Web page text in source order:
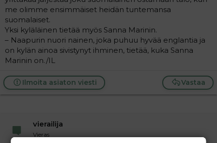
me olimme ensimmäiset heidän tuntemansa
suomalaiset.
Yksi kyläläinen tietää myös Sanna Marinin.
– Naapurin nuori nainen, joka puhuu hyvää englantia ja
on kylän ainoa sivistynyt ihminen, tietää, kuka Sanna
Marinin on./IL
Vastaa
Ilmoita asiaton viesti
vierailija
Vieras